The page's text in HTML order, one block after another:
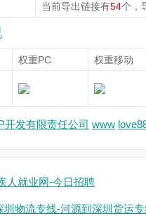
当前导出链接有54个，
权重PC 权重移动
开发有限责任公司 www
人就业网-今日招聘
圳物流专线-河源到深圳货运